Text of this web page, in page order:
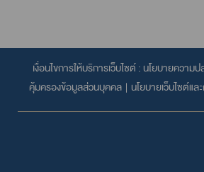
เงื่อนไขการให้บริการเว็บไซต์ : นโยบายความ
คุ้มครองข้อมูลส่วนบุคคล | นโยบายเว็บไซต์แ